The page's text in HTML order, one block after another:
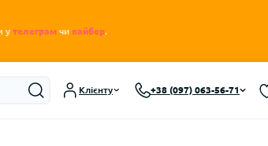
у телеграм чи вайбер.
Клієнту +38 (097) 063-56-71